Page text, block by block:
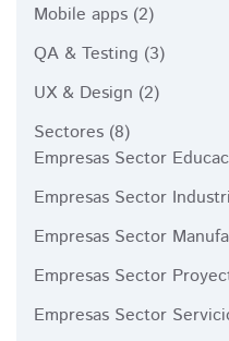
Mobile apps (2)
QA & Testing (3)
UX & Design (2)
Sectores (8)
Empresas Sector
Empresas Sector
Empresas Sector
Empresas Sector
Empresas Sector